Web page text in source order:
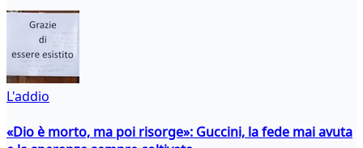
L'addio
«Dio è morto, ma poi risorge»: Guccini, la fede mai avuta